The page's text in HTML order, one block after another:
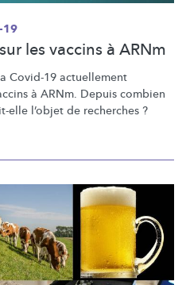
19
les vaccins à ARNm
Covid-19 actuellement
à ARNm. Depuis combien
l’objet de recherches ?